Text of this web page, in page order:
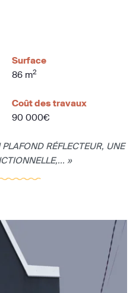
Surface
86 m2
Coût des travaux
90 000€
RÉFLECTEUR, UNE
»